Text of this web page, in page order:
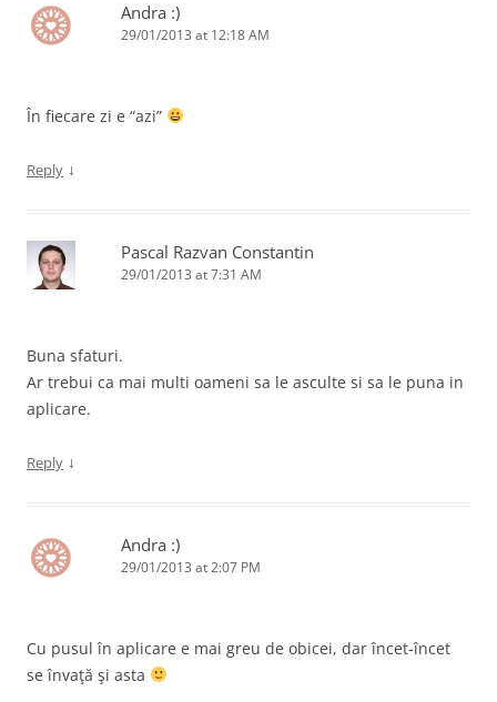
Andra :)
29/01/2013 at 12:18 AM
În fiecare zi e “azi”
Reply ↓
Pascal Razvan Constantin
29/01/2013 at 7:31 AM
Buna sfaturi.
Ar trebui ca mai multi oameni sa le asculte si sa le puna in
aplicare.
Reply ↓
Andra :)
29/01/2013 at 2:07 PM
Cu pusul în aplicare e mai greu de obicei, dar încet-încet
se învaţă şi asta